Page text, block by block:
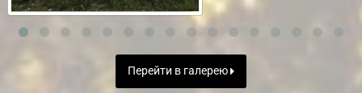
Перейти в галерею